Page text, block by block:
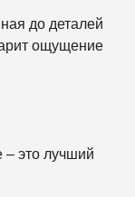
до деталей
ощущение
– это лучший